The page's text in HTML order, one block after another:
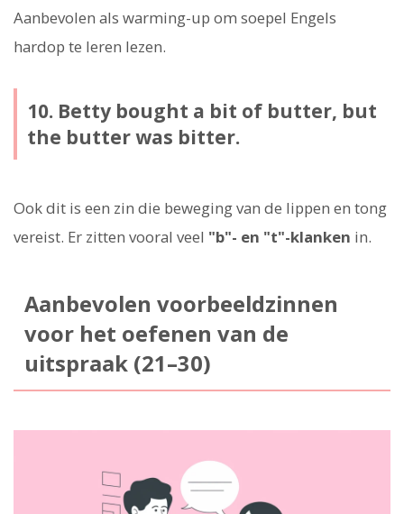
Aanbevolen als warming-up om soepel Engels
hardop te leren lezen.
10. Betty bought a bit of butter, but
the butter was bitter.
Ook dit is een zin die beweging van de lippen en tong
vereist. Er zitten vooral veel "b"- en "t"-klanken in.
Aanbevolen voorbeeldzinnen
voor het oefenen van de
uitspraak (21–30)